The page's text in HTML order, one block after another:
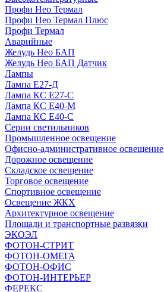
Профи Нео Термал
Профи Нео Термал Плюс
Профи Термал
Аварийные
Желудь Нео БАП
Желудь Нео БАП Датчик
Лампы
Лампа Е27-Д
Лампа КС Е27-С
Лампа КС Е40-М
Лампа КС Е40-С
Серии светильников
Промышленное освещение
Офисно-административное освещение
Дорожное освещение
Складское освещение
Торговое освещение
Спортивное освещение
Освещение ЖКХ
Архитектурное освещение
Площади и транспортные развязки
ЭКОЭЛ
ФОТОН-СТРИТ
ФОТОН-ОМЕГА
ФОТОН-ОФИС
ФОТОН-ИНТЕРЬЕР
ФЕРЕКС